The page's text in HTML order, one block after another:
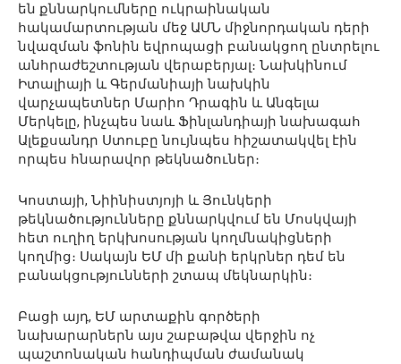
են քննարկումները ուկրաինական
հակամարտության մեջ ԱՄՆ միջնորդական դերի
նվազման ֆոնին եվրոպացի բանակցող ընտրելու
անհրաժեշտության վերաբերյալ։ Նախկինում
Իտալիայի և Գերմանիայի նախկին
վարչապետներ Մարիո Դրագին և Անգելա
Մերկելը, ինչպես նաև Ֆինլանդիայի նախագահ
Ալեքսանդր Ստուբը նույնպես հիշատակվել էին
որպես հնարավոր թեկնածուներ։
Կոստայի, Նիինիստյոյի և Յունկերի
թեկնածությունները քննարկվում են Մոսկվայի
հետ ուղիղ երկխոսության կողմնակիցների
կողմից։ Սակայն ԵՄ մի քանի երկրներ դեմ են
բանակցությունների շտապ մեկնարկին։
Բացի այդ, ԵՄ արտաքին գործերի
նախարարներն այս շաբաթվա վերջին ոչ
պաշտոնական հանդիպման ժամանակ